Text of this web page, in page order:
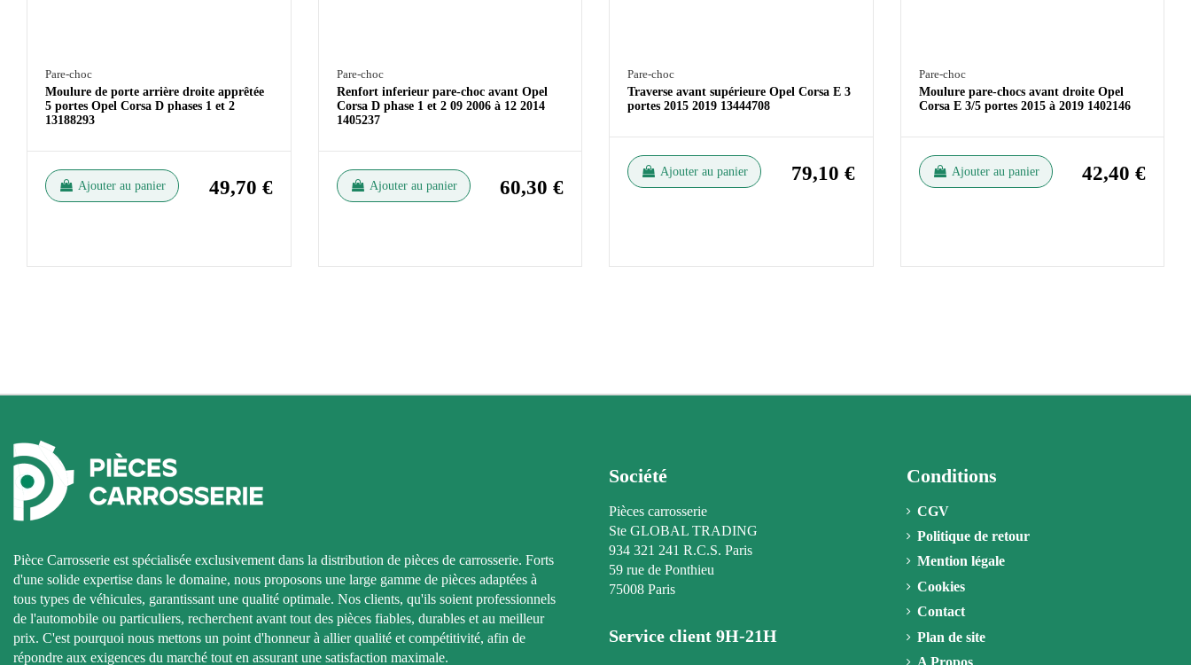
Pare-choc
Moulure de porte arrière droite apprêtée
5 portes Opel Corsa D phases 1 et 2
13188293
Ajouter au panier 49,70 €
Pare-choc
Renfort inferieur pare-choc avant Opel
Corsa D phase 1 et 2 09 2006 à 12 2014
1405237
Ajouter au panier 60,30 €
Pare-choc
Traverse avant supérieure Opel Corsa E 3
portes 2015 2019 13444708
Ajouter au panier 79,10 €
Pare-choc
Moulure pare-chocs avant droite Opel
Corsa E 3/5 portes 2015 à 2019 1402146
Ajouter au panier 42,40 €
Pièce Carrosserie est spécialisée exclusivement dans la distribution de pièces de carrosserie. Forts
d'une solide expertise dans le domaine, nous proposons une large gamme de pièces adaptées à
tous types de véhicules, garantissant une qualité optimale. Nos clients, qu'ils soient professionnels
de l'automobile ou particuliers, recherchent avant tout des pièces fiables, durables et au meilleur
prix. C'est pourquoi nous mettons un point d'honneur à allier qualité et compétitivité, afin de
répondre aux exigences du marché tout en assurant une satisfaction maximale.
Société
Pièces carrosserie
Ste GLOBAL TRADING
934 321 241 R.C.S. Paris
59 rue de Ponthieu
75008 Paris
Service client 9H-21H
Conditions
CGV
Politique de retour
Mention légale
Cookies
Contact
Plan de site
A Propos